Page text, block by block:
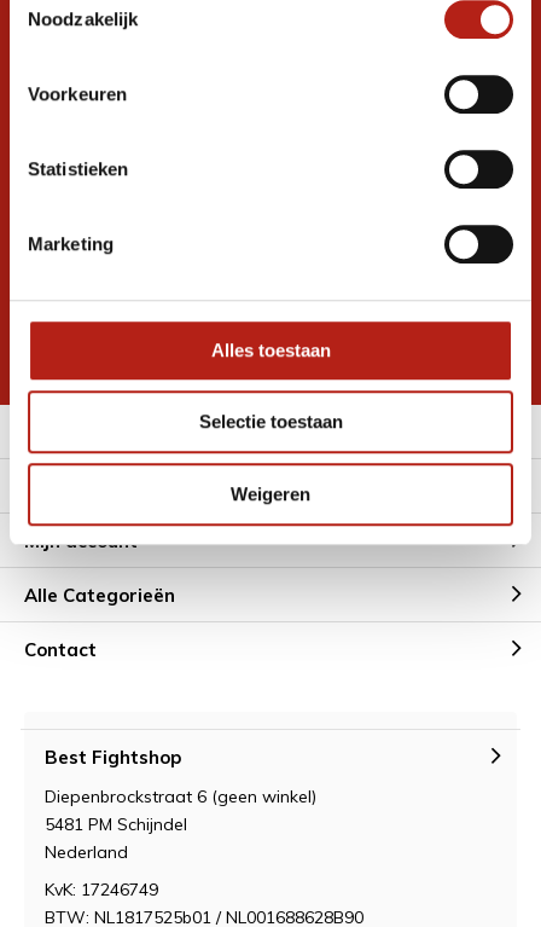
Noodzakelijk
Voorkeuren
Statistieken
Marketing
Alles toestaan
Selectie toestaan
Weigeren
Ontvang de nieuwste aanbiedingen en
promoties
Inschrijven voor
korting
* Lees hier de wettelijke beperkingen
Mijn account
Alle Categorieën
Contact
Best Fightshop
Diepenbrockstraat 6 (geen winkel)
5481 PM Schijndel
Nederland
KvK: 17246749
BTW: NL1817525b01 / NL001688628B90